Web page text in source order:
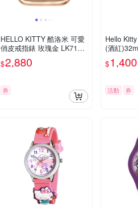
HELLO KITTY 酷洛米 可愛
俏皮戒指錶 玫瑰金 LK713L
RWI-A_20mm
$2,880
券
Hello
(酒紅
$1,400
活動 券